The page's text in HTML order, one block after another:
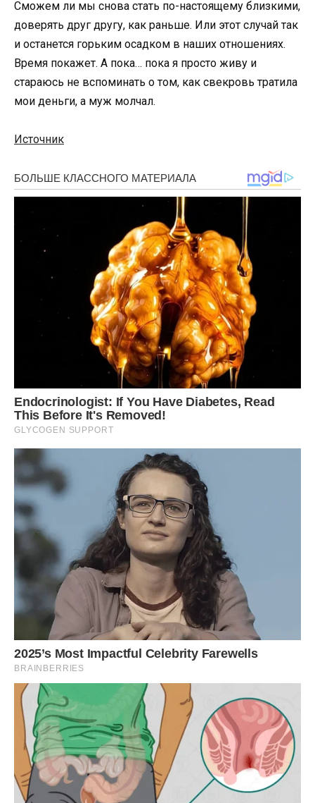
Сможем ли мы снова стать по-настоящему близкими,
доверять друг другу, как раньше. Или этот случай так
и останется горьким осадком в наших отношениях.
Время покажет. А пока… пока я просто живу и
стараюсь не вспоминать о том, как свекровь тратила
мои деньги, а муж молчал.
Источник